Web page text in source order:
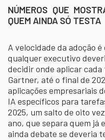
NÚMEROS QUE
QUEM AINDA SÓ TESTA
A velocidade da adoção
qualquer executivo
decidir onde aplicar cada
Gartner, até o final de
aplicações empresariais
IA específicos para
2025, um salto de oito
ano, que separa quem já
ainda debate se deveria